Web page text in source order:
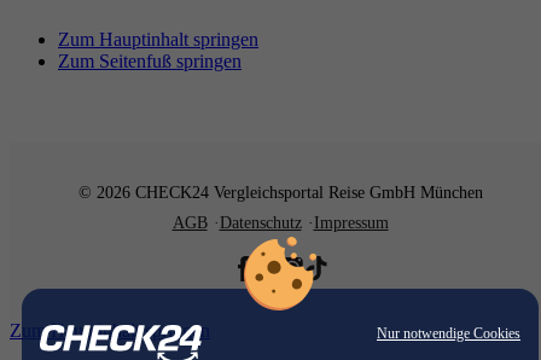
Nur notwendige Cookies
Zum Hauptinhalt springen
Zum Seitenfuß springen
© 2026 CHECK24 Vergleichsportal Reise GmbH München
AGB
Datenschutz Impressum
Zum Hauptinhalt springen